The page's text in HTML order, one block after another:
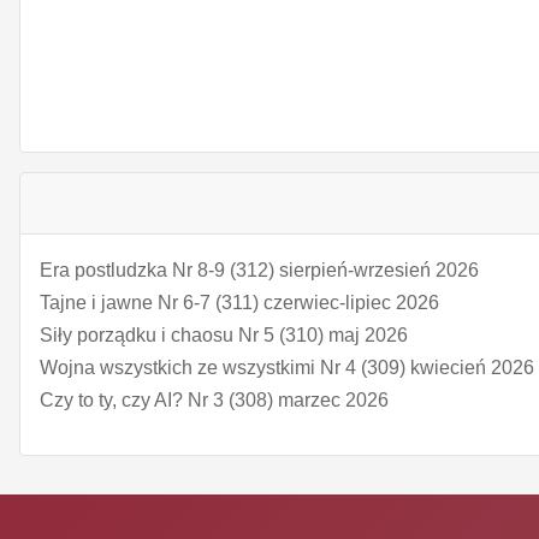
Era postludzka Nr 8-9 (312) sierpień-wrzesień 2026
Tajne i jawne Nr 6-7 (311) czerwiec-lipiec 2026
Siły porządku i chaosu Nr 5 (310) maj 2026
Wojna wszystkich ze wszystkimi Nr 4 (309) kwiecień 2026
Czy to ty, czy AI? Nr 3 (308) marzec 2026